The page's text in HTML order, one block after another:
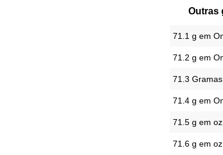
Outras
71.1 g em
71.2 g em
71.3
71.4 g em
71.5 g em oz
71.6 g em oz